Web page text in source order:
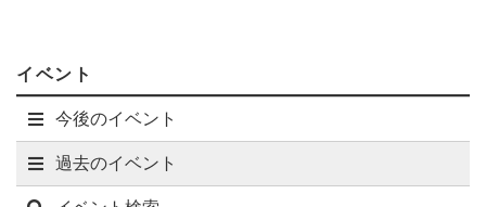
イベント
今後のイベント
過去のイベント